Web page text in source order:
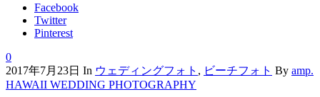
Facebook
Twitter
Pinterest
0
2017年7月23日 In ウェディングフォト , ビーチフォト By amp.
HAWAII WEDDING PHOTOGRAPHY